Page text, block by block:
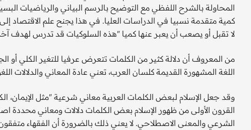
المحاولة بالشرح اللفظي مع التوضيح بالرسم البياني والرياضيات
كمية متقدمة نسبيا في الدراسات العليا. في هذا يجنح علم الاقتصاد
لا تقبل أو يصعب أن يعبر عنها كميا "هذه السلوكيات قد تدرس لهدف
من المعروف أن دلالة كثير من الكلمات تتعرض عرفيا للتغير الكلي أو
اللغة المشهورة القديمة كلسان العرب، تعني عادة المعاني والدلالات
وقد جعل الإسلام لبعض الكلمات العربية معاني شرعية "مثل الإيمان،
القرون الأولى من ظهور الإسلام بعض الكلمات دلالات ومعاني محددة
الشرعي والمعنى الاصطلاحي. لا يعني ذلك بالضرورة أن الفقهاء متفقون